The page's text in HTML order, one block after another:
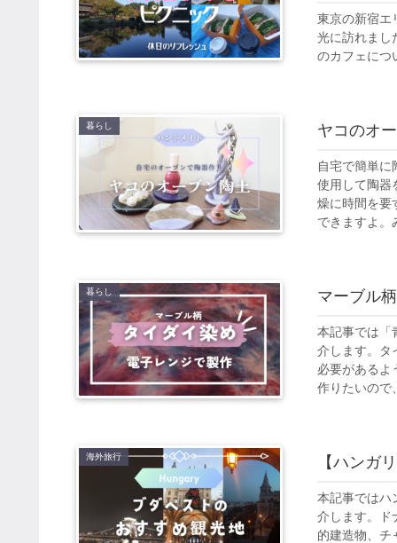
東京の新宿エ
光に訪れまし
のカフェにつ
暮らし ヤコのオ
自宅で簡単に
使用して陶器
燥に時間を要
できますよ。
暮らし マーブル
本記事では「
介します。タ
必要があるよ
作りたいので
海外旅行 【ハンガ
本記事ではハ
介します。ド
的建造物、チ